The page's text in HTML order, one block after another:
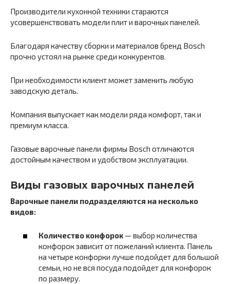
Производители кухонной техники стараются
усовершенствовать модели плит и варочных панелей.
Благодаря качеству сборки и материалов бренд Bosch
прочно устоял на рынке среди конкурентов.
При необходимости клиент может заменить любую
заводскую деталь.
Компания выпускает как модели ряда комфорт, так и
премиум класса.
Газовые варочные панели фирмы Bosch отличаются
достойным качеством и удобством эксплуатации.
Виды газовых варочных панелей
Варочные панели подразделяются на несколько
видов:
Количество конфорок — выбор количества
конфорок зависит от пожеланий клиента. Панель
на четыре конфорки лучше подойдет для большой
семьи, но не вся посуда подойдет для конфорок
по размеру.